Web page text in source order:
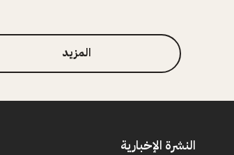
المزيد
النشرة الإخبارية